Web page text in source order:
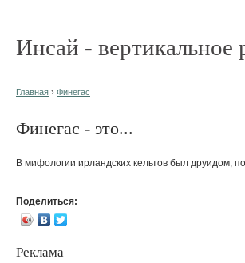
Инсай - вертикальное
Главная › Финегас
Финегас - это...
В мифологии ирландских кельтов был друидом,
Поделиться:
Реклама